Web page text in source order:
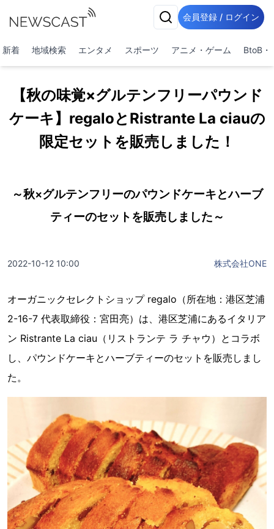
会員登録 / ログイン
新着 地域検索 エンタメ スポーツ アニメ・ゲーム BtoB・
【秋の味覚×グルテンフリーパウンド
ケーキ】regaloとRistrante La ciauの
限定セットを販売しました！
～秋×グルテンフリーのパウンドケーキとハーブ
ティーのセットを販売しました～
2022-10-12 10:00 株式会社ONE
オーガニックセレクトショップ regalo（所在地：港区芝浦
2-16-7 代表取締役：宮田亮）は、港区芝浦にあるイタリア
ン Ristrante La ciau（リストランテ ラ チャウ）とコラボ
し、パウンドケーキとハーブティーのセットを販売しまし
た。